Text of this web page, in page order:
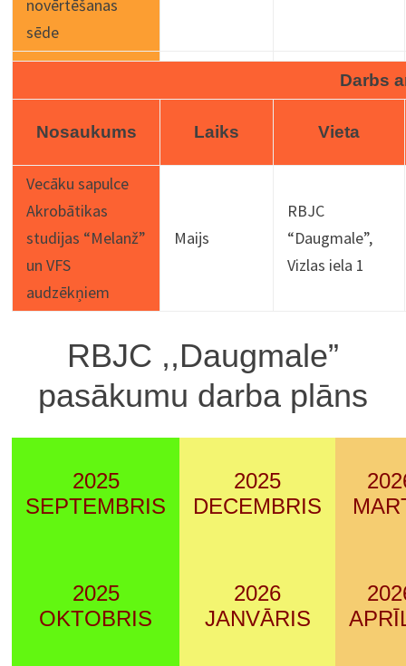
novērtēšanas
sēde
Darbs
Nosaukums Laiks Vieta
Vecāku sapulce
Akrobātikas
studijas “Melanž”
un VFS
audzēkņiem
Maijs
RBJC
“Daugmale”,
Vizlas iela 1
RBJC ,,Daugmale”
pasākumu darba plāns
2025
SEPTEMBRIS
2025
DECEMBRIS
2025
OKTOBRIS
2026
JANVĀRIS